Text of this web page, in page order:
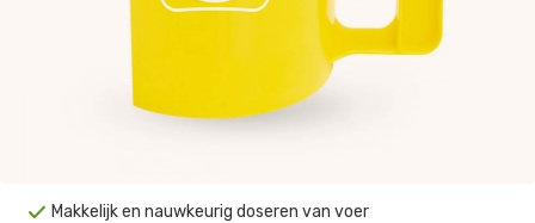
Makkelijk en nauwkeurig doseren van voer